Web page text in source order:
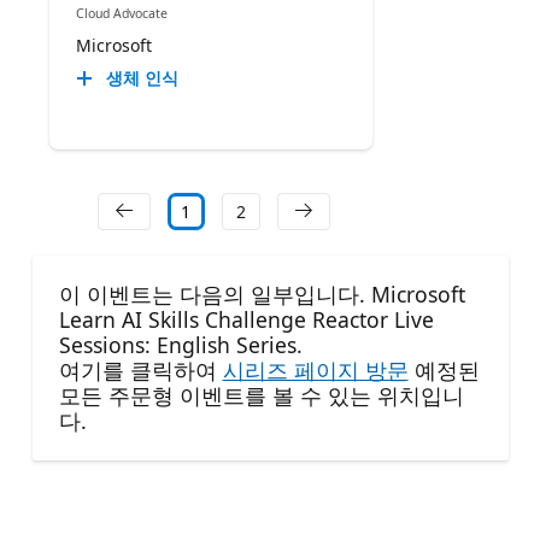
Cloud Advocate
Microsoft
생체 인식
1 2
이 이벤트는 다음의 일부입니다. Microsoft
Learn AI Skills Challenge Reactor Live
Sessions: English Series.
여기를 클릭하여 시리즈 페이지 방문 예정된
모든 주문형 이벤트를 볼 수 있는 위치입니
다.